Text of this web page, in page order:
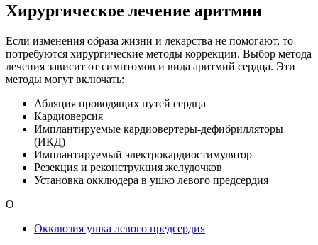
Хирургическое лечение аритмии
Если изменения образа жизни и лекарства не помогают, то
потребуются хирургические методы коррекции. Выбор метода
лечения зависит от симптомов и вида аритмий сердца. Эти
методы могут включать:
Абляция проводящих путей сердца
Кардиоверсия
Имплантируемые кардиовертеры-дефибрилляторы
(ИКД)
Имплантируемый электрокардиостимулятор
Резекция и реконструкция желудочков
Установка окклюдера в ушко левого предсердия
О
Окклюзия ушка левого предсердия